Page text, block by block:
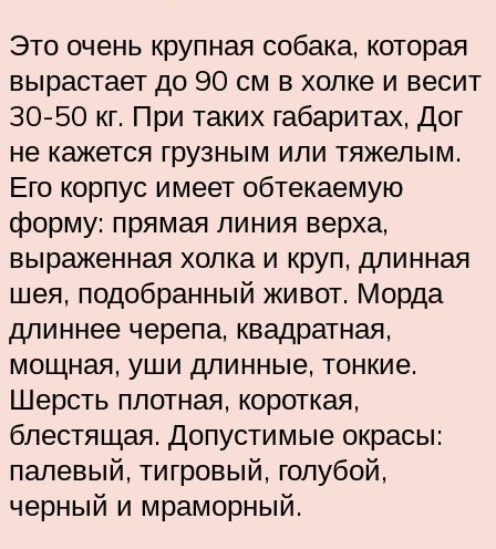
Это очень крупная собака, которая
вырастает до 90 см в холке и весит
30-50 кг. При таких габаритах, Дог
не кажется грузным или тяжелым.
Его корпус имеет обтекаемую
форму: прямая линия верха,
выраженная холка и круп, длинная
шея, подобранный живот. Морда
длиннее черепа, квадратная,
мощная, уши длинные, тонкие.
Шерсть плотная, короткая,
блестящая. Допустимые окрасы:
палевый, тигровый, голубой,
черный и мраморный.